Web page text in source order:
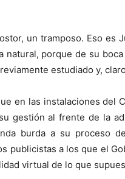
un tramposo. Eso es
natural, porque de su
estudiado y,
en las instalaciones del
gestión al frente de la
burda a su proceso
publicistas a los que el
virtual de lo que